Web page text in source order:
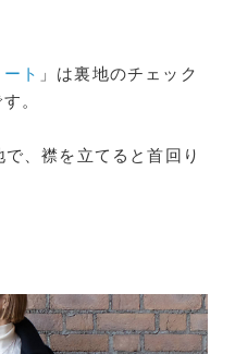
ト 」は裏地のチェック
。
、襟を立てると首回り